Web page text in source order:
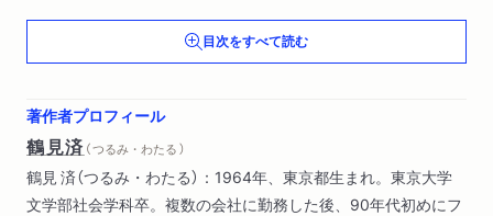
第３章 恋人をゆるめる（そもそも恋愛をしなくていい―「恋愛
は面倒」な人が増えている
セックスも無理にしなくていい―誰もが好きなものではなかっ
第４章 こうすれば気楽になれる（「もうどうしようもない」と
あきらめる―最後に見切った人の持つ強さ
怒りは一晩寝てやりすごす―時間がたてば理性が勝る ほか）
目次をすべて読む
著作者プロフィール
鶴見済 （ つるみ・わたる ）
鶴見 済（つるみ・わたる）：1964年、東京都生まれ。東京大学
文学部社会学科卒。複数の会社に勤務した後、90年代初めにフ